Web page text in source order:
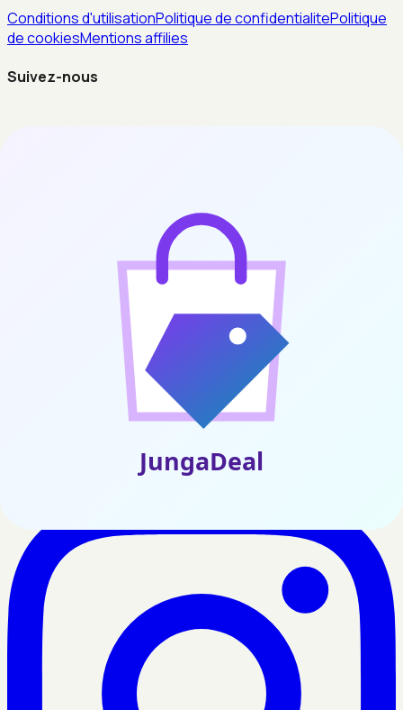
Conditions d'utilisationPolitique de confidentialitePolitique
de cookiesMentions affilies
Suivez-nous